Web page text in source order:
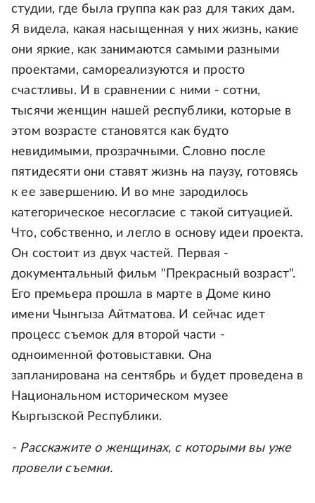
студии, где была группа как раз для таких дам.
Я видела, какая насыщенная у них жизнь, какие
они яркие, как занимаются самыми разными
проектами, самореализуются и просто
счастливы. И в сравнении с ними - сотни,
тысячи женщин нашей республики, которые в
этом возрасте становятся как будто
невидимыми, прозрачными. Словно после
пятидесяти они ставят жизнь на паузу, готовясь
к ее завершению. И во мне зародилось
категорическое несогласие с такой ситуацией.
Что, собственно, и легло в основу идеи проекта.
Он состоит из двух частей. Первая -
документальный фильм "Прекрасный возраст".
Его премьера прошла в марте в Доме кино
имени Чынгыза Айтматова. И сейчас идет
процесс съемок для второй части -
одноименной фотовыставки. Она
запланирована на сентябрь и будет проведена в
Национальном историческом музее
Кыргызской Республики.
- Расскажите о женщинах, с которыми вы уже
провели съемки.